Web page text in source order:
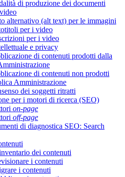
di produzione dei documenti
alternativo (alt text) per le immagini
per i video
per i video
e privacy
di contenuti prodotti dalla
di contenuti non prodotti
Amministrazione
dei soggetti ritratti
per i motori di ricerca (SEO)
on-page
off-page
di diagnostica SEO: Search
dei contenuti
i contenuti
i contenuti